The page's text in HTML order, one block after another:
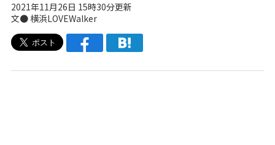
2021年11月26日 15時30分更新
文● 横浜LOVEWalker